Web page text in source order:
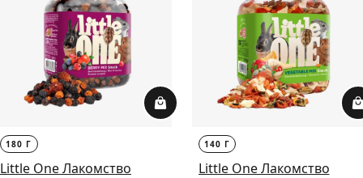
180 Г
Little One Лакомство
140 Г
Little One Лакомство